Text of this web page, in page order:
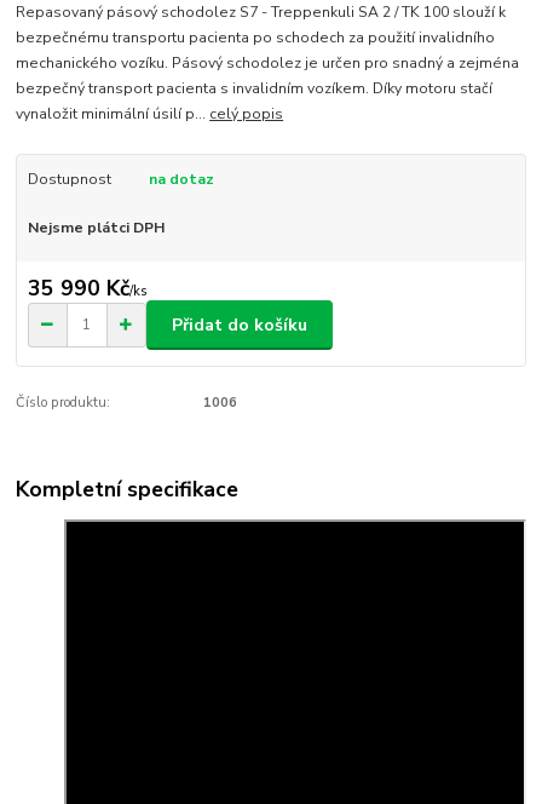
Repasovaný pásový schodolez S7 - Treppenkuli SA 2 / TK 100 slouží k
bezpečnému transportu pacienta po schodech za použití invalidního
mechanického vozíku. Pásový schodolez je určen pro snadný a zejména
bezpečný transport pacienta s invalidním vozíkem. Díky motoru stačí
vynaložit minimální úsilí p... celý popis
Dostupnost na dotaz
Nejsme plátci DPH
35 990 Kč/ks
Přidat do košíku
Číslo produktu: 1006
Kompletní specifikace